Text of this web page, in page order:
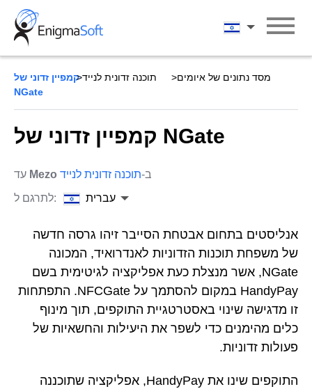
Skip
content
עברית
מסד נתונים של איומים תוכנה זדונית לנייד קמפיין זדוני של
NGate
קמפיין זדוני של NGate
Mezo ב-תוכנה זדונית לנייד
לתרגם ל:
עברית
אנליסטים בתחום אבטחת הסייבר זיהו גרסה חדשה
של משפחת תוכנות הזדוניות לאנדרואיד, המכונה
NGate, אשר מנצלת כעת אפליקציה לגיטימית בשם
HandyPay במקום להסתמך על NFCGate. התפתחות
זו מדגישה שינוי באסטרטגיית התוקפים, תוך מינוף
כלים מהימנים כדי לשפר את היעילות והחשאיות של
פעולות זדוניות.
התוקפים שינו את HandyPay, אפליקציה שתוכננה